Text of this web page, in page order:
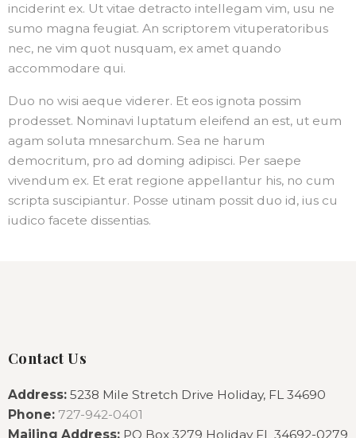
inciderint ex. Ut vitae detracto intellegam vim, usu ne
sumo magna feugiat. An scriptorem vituperatoribus
nec, ne vim quot nusquam, ex amet quando
accommodare qui.
Duo no wisi aeque viderer. Et eos ignota possim
prodesset. Nominavi luptatum eleifend an est, ut eum
agam soluta mnesarchum. Sea ne harum
democritum, pro ad doming adipisci. Per saepe
vivendum ex. Et erat regione appellantur his, no cum
scripta suscipiantur. Posse utinam possit duo id, ius cu
iudico facete dissentias.
Contact Us
Address: 5238 Mile Stretch Drive Holiday, FL 34690
Phone: 727-942-0401
Mailing Address: PO Box 3279 Holiday FL 34692-0279